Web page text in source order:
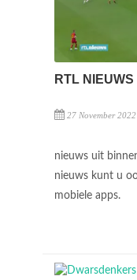
RTL NIEUWS
27 November 2022
nieuws uit
nieuws kunt u
mobiele apps.